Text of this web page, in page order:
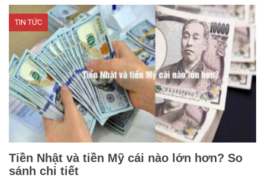
TIN TỨC
Tiền Nhật và tiền Mỹ cái nào lớn hơn? So
sánh chi tiết